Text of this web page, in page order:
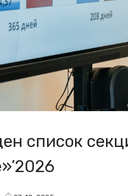
список